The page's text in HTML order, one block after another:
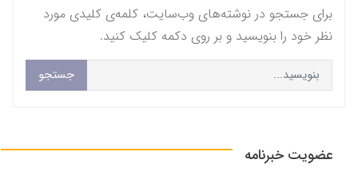
برای جستجو در نوشته‌های وب‌سایت، کلمه‌ی کلیدی مورد
نظر خود را بنویسید و بر روی دکمه کلیک کنید.
جستجو
عضویت خبرنامه